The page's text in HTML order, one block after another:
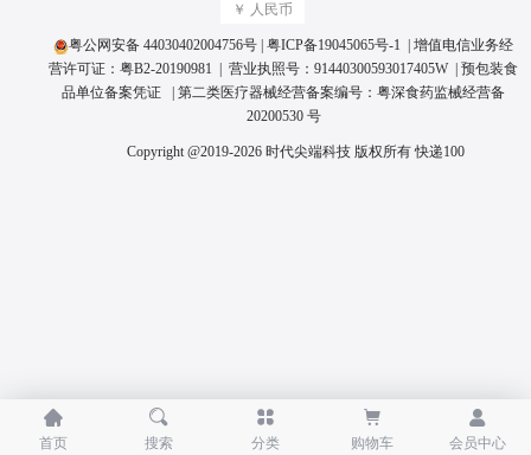
￥ 人民币
粤公网安备 44030402004756号 粤ICP备19045065号-1 | 增值电信业务经
营许可证： 粤B2-20190981 | 营业执照号： 91440300593017405W
预包装食
品单位备案凭证
| 第二类医疗器械经营备案编号： 粤深食药监械经营备
20200530 号
Copyright @2019-2026 时代尖端科技 版权所有快递100

首页

搜索

分类

购物车

会员中心